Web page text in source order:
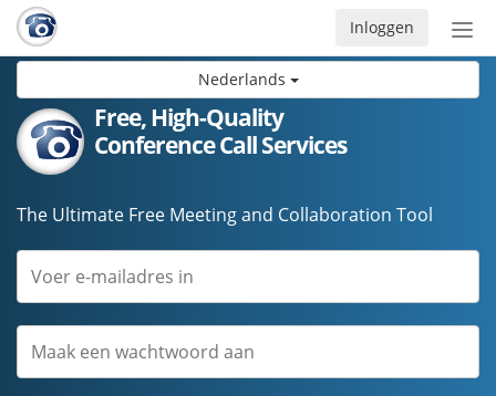
Nederlands
Inloggen
Free, High-Quality
Conference Call Services
The Ultimate Free Meeting and Collaboration Tool